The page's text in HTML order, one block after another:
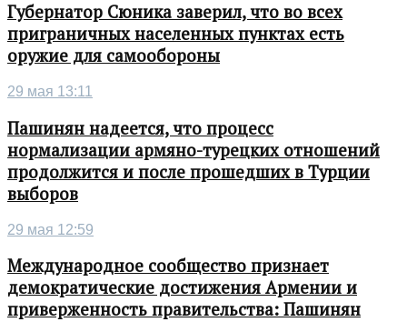
Губернатор Сюника заверил, что во всех
приграничных населенных пунктах есть
оружие для самообороны
29 мая 13:11
Пашинян надеется, что процесс
нормализации армяно-турецких отношений
продолжится и после прошедших в Турции
выборов
29 мая 12:59
Международное сообщество признает
демократические достижения Армении и
приверженность правительства: Пашинян